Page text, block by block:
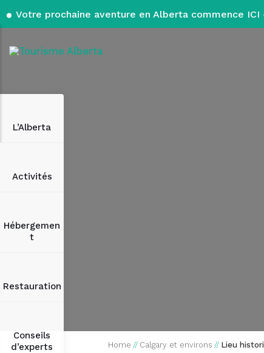
Votre prochaine aventure en Alberta commence
L’Alberta
Activités
Hébergemen
t
Restauration
Conseils
d’experts
Home // Calgary et environs // Lieu